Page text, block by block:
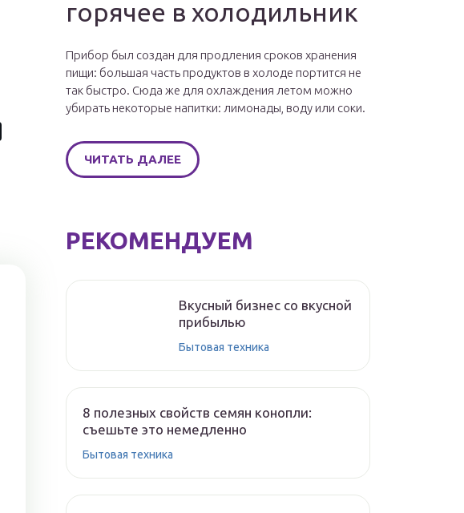
горячее в холодильник
Прибор был создан для продления сроков хранения
пищи: большая часть продуктов в холоде портится не
так быстро. Сюда же для охлаждения летом можно
убирать некоторые напитки: лимонады, воду или соки.
ЧИТАТЬ ДАЛЕЕ
РЕКОМЕНДУЕМ
Вкусный бизнес со вкусной
прибылью
Бытовая техника
8 полезных свойств семян конопли:
съешьте это немедленно
Бытовая техника